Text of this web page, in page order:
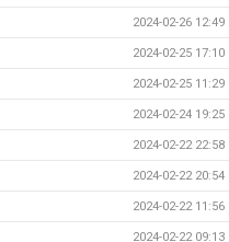
2024-02-26 12:49
2024-02-25 17:10
2024-02-25 11:29
2024-02-24 19:25
2024-02-22 22:58
2024-02-22 20:54
2024-02-22 11:56
2024-02-22 09:13